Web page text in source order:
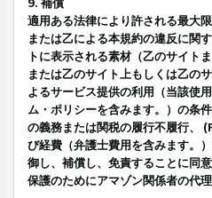
9. 補償
適用ある法律により許される最大
または乙による本規約の違反に関
トに表示される素材（乙のサイト
または乙のサイト上もしくは乙の
よるサービス提供の利用（当該使
ム・ポリシーを含みます。）の条
の義務または関税の履行不履行、
び経費（弁護士費用を含みます。
御し、補償し、免責することに同
保護のためにアマゾン関係者の代